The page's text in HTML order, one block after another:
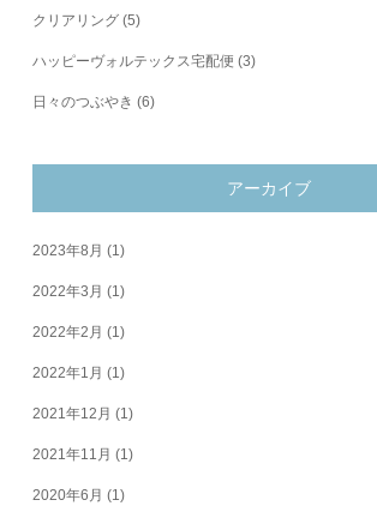
クリアリング (5)
ハッピーヴォルテックス宅配便 (3)
日々のつぶやき (6)
アーカイブ
2023年8月 (1)
2022年3月 (1)
2022年2月 (1)
2022年1月 (1)
2021年12月 (1)
2021年11月 (1)
2020年6月 (1)